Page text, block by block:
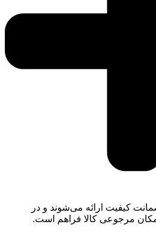
کیفیت ارائه می‌شوند و در
مرجوعی کالا فراهم است.